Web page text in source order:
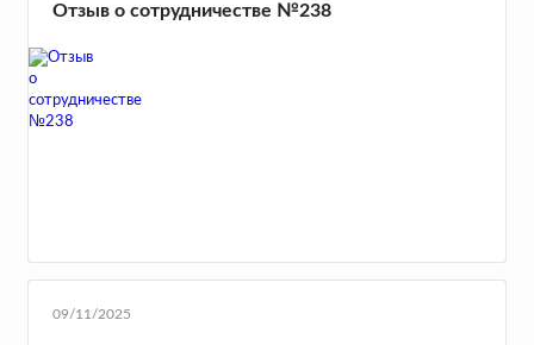
Отзыв о сотрудничестве №238
09/11/2025